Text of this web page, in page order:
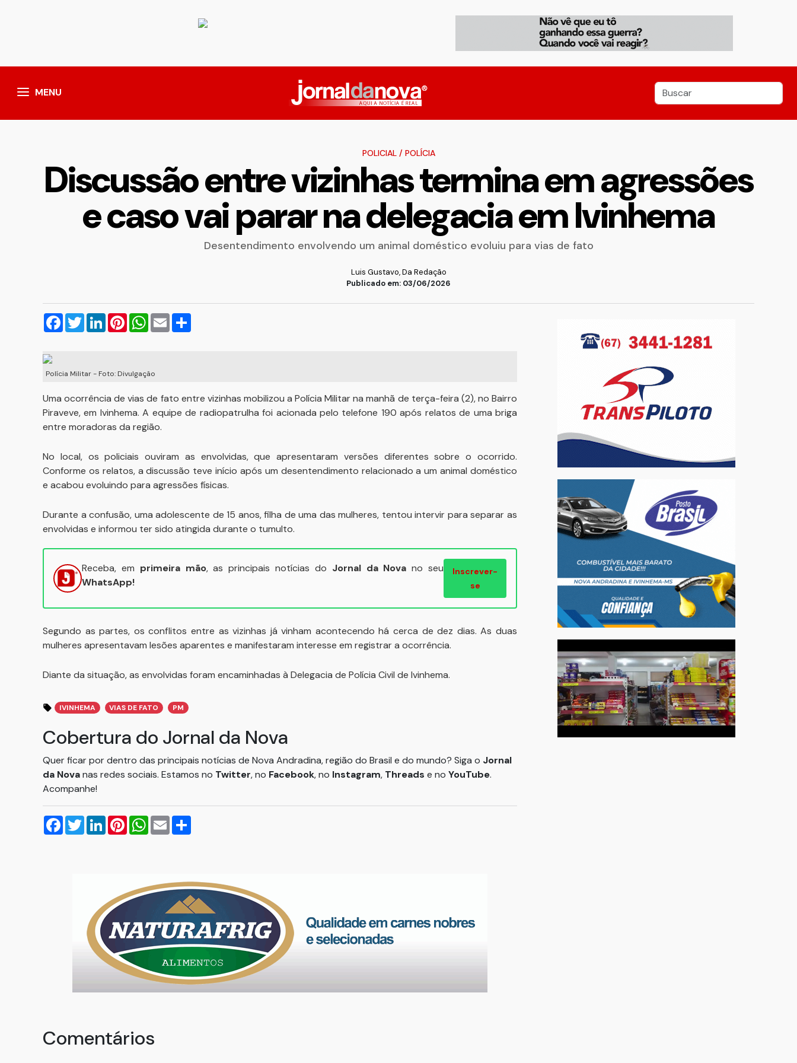
MENU
POLICIAL/ POLÍCIA
Discussão entre vizinhas termina em agressões
e caso vai parar na delegacia em Ivinhema
Desentendimento envolvendo um animal doméstico evoluiu para vias de fato
Luis Gustavo, Da Redação
Publicado em: 03/06/2026
Facebook
TwitterLinkedInPinterestWhatsApp
Email
Polícia Militar - Foto: Divulgação
Uma ocorrência de vias de fato entre vizinhas mobilizou a Polícia Militar na manhã de terça-feira (2), no Bairro
Piraveve, em Ivinhema. A equipe de radiopatrulha foi acionada pelo telefone 190 após relatos de uma briga
entre moradoras da região.
No local, os policiais ouviram as envolvidas, que apresentaram versões diferentes sobre o ocorrido.
Conforme os relatos, a discussão teve início após um desentendimento relacionado a um animal doméstico
e acabou evoluindo para agressões físicas.
Durante a confusão, uma adolescente de 15 anos, filha de uma das mulheres, tentou intervir para separar as
envolvidas e informou ter sido atingida durante o tumulto.
Receba, em primeira mão, as principais notícias do Jornal da Nova no seu
WhatsApp!
Inscrever-
se
Segundo as partes, os conflitos entre as vizinhas já vinham acontecendo há cerca de dez dias. As duas
mulheres apresentavam lesões aparentes e manifestaram interesse em registrar a ocorrência.
Diante da situação, as envolvidas foram encaminhadas à Delegacia de Polícia Civil de Ivinhema.
IVINHEMA VIAS DE FATO PM
Cobertura do Jornal da Nova
Quer ficar por dentro das principais notícias de Nova Andradina, região do Brasil e do mundo? Siga o Jornal
da Novanas redes sociais. Estamos no Twitter, no Facebook, no Instagram, Threads e no YouTube.
Acompanhe!
Facebook
TwitterLinkedInPinterestWhatsApp
Email
Comentários